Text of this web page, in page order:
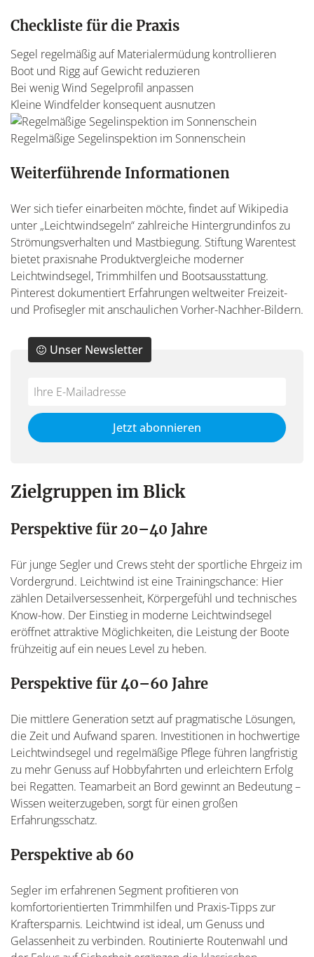
Checkliste für die Praxis
Segel regelmäßig auf Materialermüdung kontrollieren
Boot und Rigg auf Gewicht reduzieren
Bei wenig Wind Segelprofil anpassen
Kleine Windfelder konsequent ausnutzen
Regelmäßige Segelinspektion im Sonnenschein
Weiterführende Informationen
Wer sich tiefer einarbeiten möchte, findet auf Wikipedia
unter „Leichtwindsegeln“ zahlreiche Hintergrundinfos zu
Strömungsverhalten und Mastbiegung. Stiftung Warentest
bietet praxisnahe Produktvergleiche moderner
Leichtwindsegel, Trimmhilfen und Bootsausstattung.
Pinterest dokumentiert Erfahrungen weltweiter Freizeit-
und Profisegler mit anschaulichen Vorher-Nachher-Bildern.
Do
fill
this
Unser Newsletter
*Ihre
Mailadresse:
Jetzt abonnieren
Zielgruppen im Blick
Perspektive für 20–40 Jahre
Für junge Segler und Crews steht der sportliche Ehrgeiz im
Vordergrund. Leichtwind ist eine Trainingschance: Hier
zählen Detailversessenheit, Körpergefühl und technisches
Know-how. Der Einstieg in moderne Leichtwindsegel
eröffnet attraktive Möglichkeiten, die Leistung der Boote
frühzeitig auf ein neues Level zu heben.
Perspektive für 40–60 Jahre
Die mittlere Generation setzt auf pragmatische Lösungen,
die Zeit und Aufwand sparen. Investitionen in hochwertige
Leichtwindsegel und regelmäßige Pflege führen langfristig
zu mehr Genuss auf Hobbyfahrten und erleichtern Erfolg
bei Regatten. Teamarbeit an Bord gewinnt an Bedeutung –
Wissen weiterzugeben, sorgt für einen großen
Erfahrungsschatz.
Perspektive ab 60
Segler im erfahrenen Segment profitieren von
komfortorientierten Trimmhilfen und Praxis-Tipps zur
Kraftersparnis. Leichtwind ist ideal, um Genuss und
Gelassenheit zu verbinden. Routinierte Routenwahl und